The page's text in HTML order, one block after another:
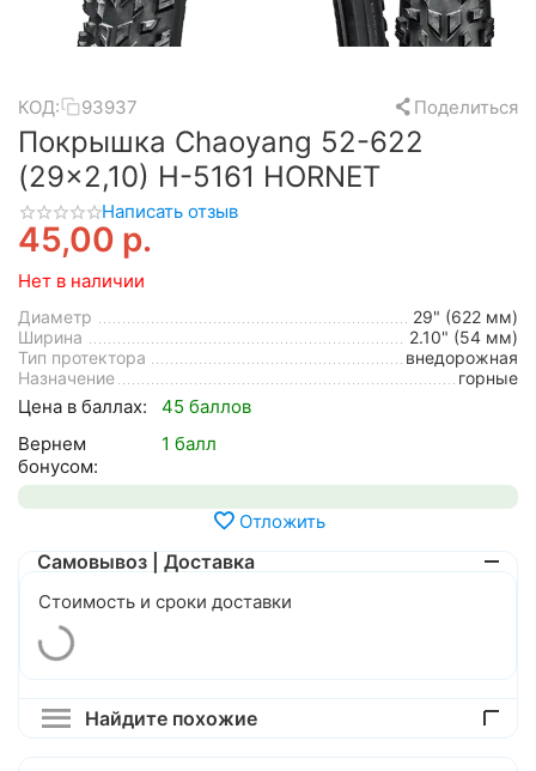
КОД: 93937 Поделиться
Покрышка Chaoyang 52-622
(29x2,10) H-5161 HORNET
Написать отзыв
45,00 р.
Нет в наличии
Диаметр
29" (622 мм)
Ширина
2.10" (54 мм)
Тип протектора
внедорожная
Назначение
горные
Цена в баллах:
45 баллов
Вернем
бонусом:
1 балл
Отложить
Самовывоз | Доставка
Стоимость и сроки доставки
Найдите похожие